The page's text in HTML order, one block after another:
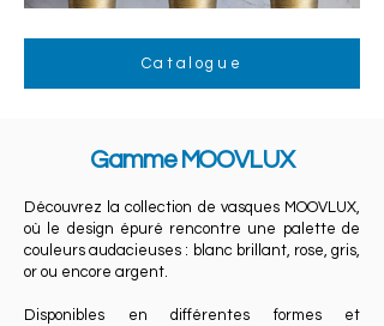
Catalogue
Gamme MOOVLUX
Découvrez la collection de vasques MOOVLUX,
où le design épuré rencontre une palette de
couleurs audacieuses : blanc brillant, rose, gris,
or ou encore argent.
Disponibles en différentes formes et